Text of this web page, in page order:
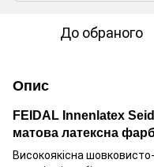
До обраного
Опис
FEIDAL Innenlatex
матова латексна
Високоякісна